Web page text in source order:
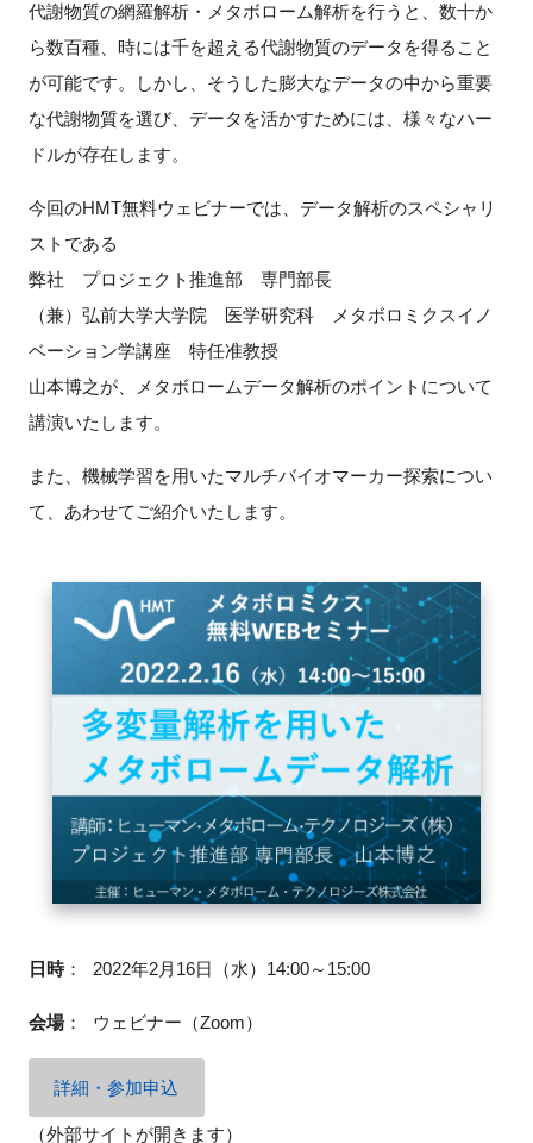
新規登録
イベント
プログラム
インタビュー・コラム
ニュース・掲示板
特別会員
イベントお知らせメール登録
代謝物質の網羅解析・メタボローム解析を行うと、数十か
ら数百種、時には千を超える代謝物質のデータを得ること
が可能です。しかし、そうした膨大なデータの中から重要
な代謝物質を選び、データを活かすためには、様々なハー
ドルが存在します。
今回のHMT無料ウェビナーでは、データ解析のスペシャリ
ストである
弊社 プロジェクト推進部 専門部長
（兼）弘前大学大学院 医学研究科 メタボロミクスイノ
ベーション学講座 特任准教授
山本博之が、メタボロームデータ解析のポイントについて
講演いたします。
また、機械学習を用いたマルチバイオマーカー探索につい
て、あわせてご紹介いたします。
日時： 2022年2月16日（水）14:00～15:00
会場： ウェビナー（Zoom）
詳細・参加申込
（外部サイトが開きます）